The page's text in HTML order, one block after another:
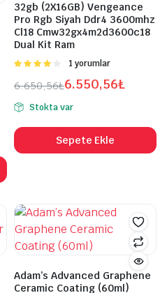
32gb (2X16GB) Vengeance
Pro Rgb Siyah Ddr4 3600mhz
Cl18 Cmw32gx4m2d3600c18
Dual Kit Ram
4.00oy
1 yorumlar
6.650,56₺
Orijinal
fiyat:
6.650,56₺.
6.550,56₺
Şu
andaki
fiyat:
6.550,56₺.
Stokta var
Sepete Ekle
Adam’s Advanced Graphene
Ceramic Coating (60ml)